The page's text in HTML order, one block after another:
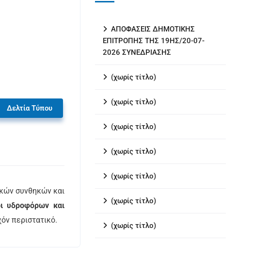
Δελτία Τύπου
συνθηκών και
υδροφόρων και
περιστατικό.
ΑΠΟΦΑΣΕΙΣ ΔΗΜΟΤΙΚΗΣ
ΕΠΙΤΡΟΠΗΣ ΤΗΣ 19ΗΣ/20-07-
2026 ΣΥΝΕΔΡΙΑΣΗΣ
(χωρίς τίτλο)
(χωρίς τίτλο)
(χωρίς τίτλο)
(χωρίς τίτλο)
(χωρίς τίτλο)
(χωρίς τίτλο)
(χωρίς τίτλο)